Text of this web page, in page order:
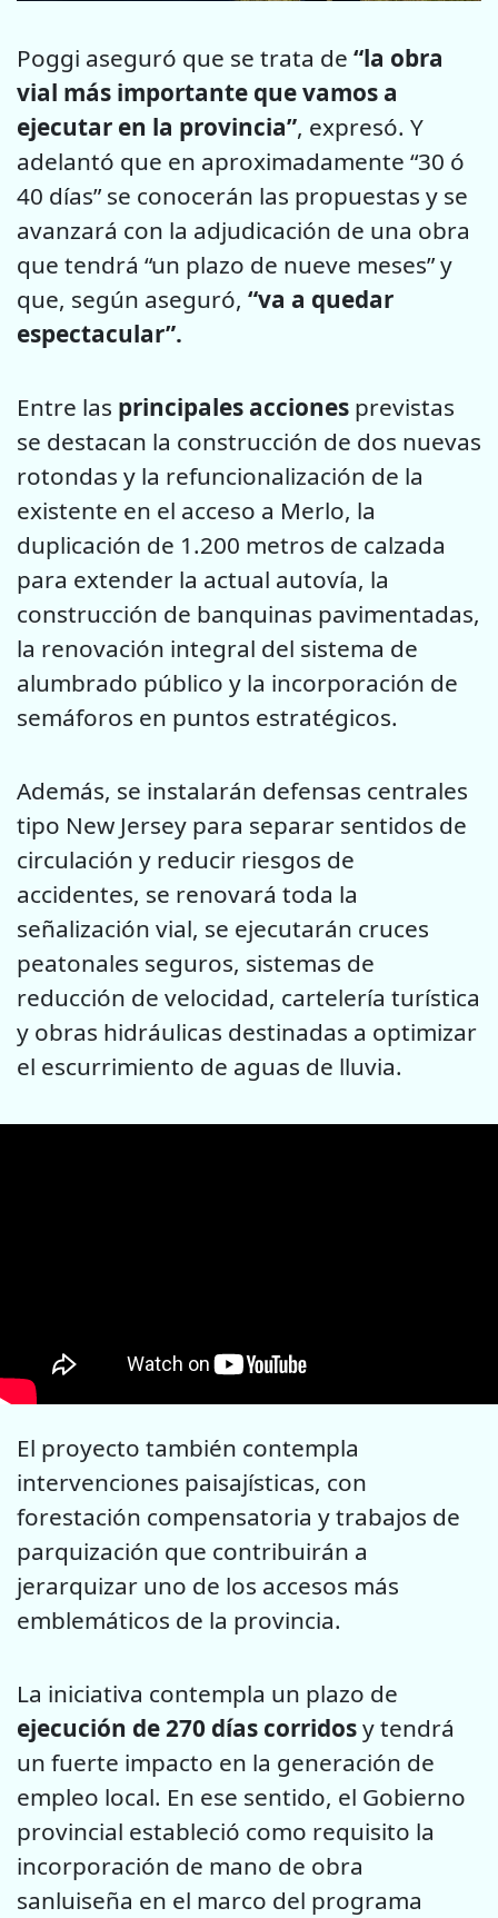
Poggi aseguró que se trata de “la obra
vial más importante que vamos a
ejecutar en la provincia”, expresó. Y
adelantó que en aproximadamente “30 ó
40 días” se conocerán las propuestas y se
avanzará con la adjudicación de una obra
que tendrá “un plazo de nueve meses” y
que, según aseguró, “va a quedar
espectacular”.
Entre las principales acciones previstas
se destacan la construcción de dos nuevas
rotondas y la refuncionalización de la
existente en el acceso a Merlo, la
duplicación de 1.200 metros de calzada
para extender la actual autovía, la
construcción de banquinas pavimentadas,
la renovación integral del sistema de
alumbrado público y la incorporación de
semáforos en puntos estratégicos.
Además, se instalarán defensas centrales
tipo New Jersey para separar sentidos de
circulación y reducir riesgos de
accidentes, se renovará toda la
señalización vial, se ejecutarán cruces
peatonales seguros, sistemas de
reducción de velocidad, cartelería turística
y obras hidráulicas destinadas a optimizar
el escurrimiento de aguas de lluvia.
El proyecto también contempla
intervenciones paisajísticas, con
forestación compensatoria y trabajos de
parquización que contribuirán a
jerarquizar uno de los accesos más
emblemáticos de la provincia.
La iniciativa contempla un plazo de
ejecución de 270 días corridosy tendrá
un fuerte impacto en la generación de
empleo local. En ese sentido, el Gobierno
provincial estableció como requisito la
incorporación de mano de obra
sanluiseña en el marco del programa